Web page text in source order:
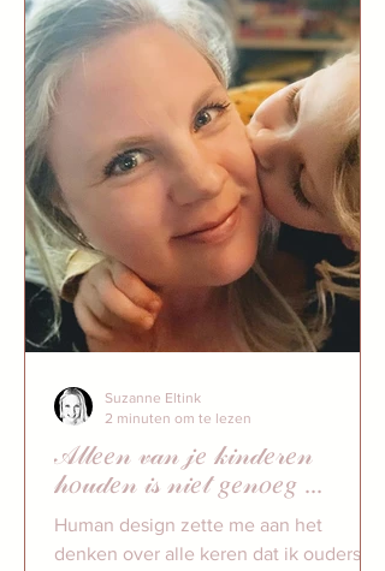
𝒜𝓁𝓁𝑒𝑒𝓃 𝓋𝒶𝓃 𝒿𝑒 𝓀𝒾𝓃𝒹𝑒𝓇𝑒𝓃
𝒽𝑜𝓊𝒹𝑒𝓃 𝒾𝓈 𝓃𝒾𝑒𝓉 𝑔𝑒𝓃𝑜𝑒𝑔 ...
Human design zette me aan het
denken over alle keren dat ik ouders en
Suzanne Eltink
2 minuten om te lezen